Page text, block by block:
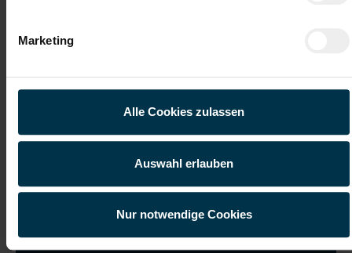
Marketing
Alle Cookies zulassen
Auswahl erlauben
Nur notwendige Cookies
Ich habe dieDatenschutzerklärunggelesen und verstanden
und willige ein, dass meine personenbezogenen Daten im
Rahmen meiner Initiativbewerbung für die Dauer von drei
Jahren verarbeitet werden dürfen.*